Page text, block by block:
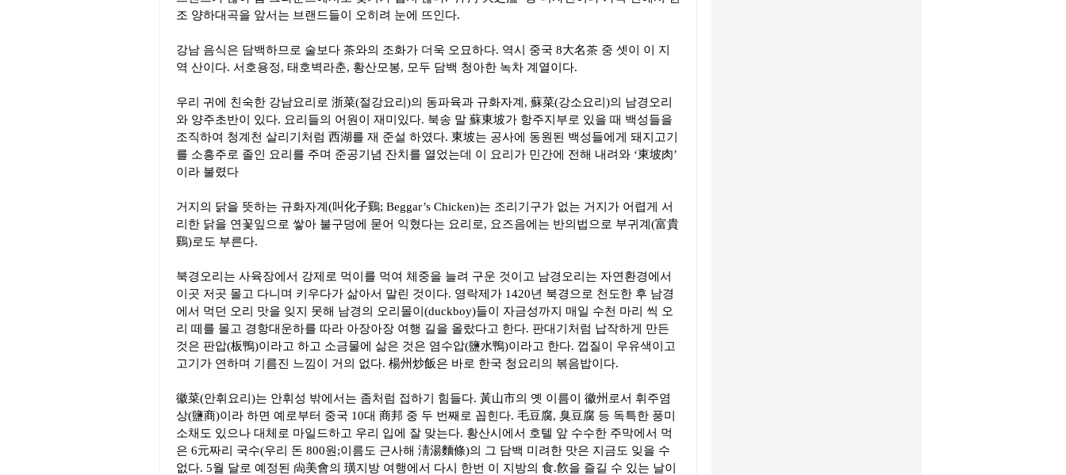
조 양하대곡을 앞서는 브랜드들이 오히려 눈에 뜨인다.
강남 음식은 담백하므로 술보다 茶와의 조화가 더욱 오묘하다. 역시 중국 8大名茶 중 셋이 이 지
역 산이다. 서호용정, 태호벽라춘, 황산모봉, 모두 담백 청아한 녹차 계열이다.
우리 귀에 친숙한 강남요리로 浙菜(절강요리)의 동파육과 규화자계, 蘇菜(강소요리)의 남경오리
와 양주초반이 있다. 요리들의 어원이 재미있다. 북송 말 蘇東坡가 항주지부로 있을 때 백성들을
조직하여 청계천 살리기처럼 西湖를 재 준설 하였다. 東坡는 공사에 동원된 백성들에게 돼지고기
를 소흥주로 졸인 요리를 주며 준공기념 잔치를 열었는데 이 요리가 민간에 전해 내려와 ‘東坡肉’
이라 불렸다
거지의 닭을 뜻하는 규화자계(叫化子鷄; Beggar’s Chicken)는 조리기구가 없는 거지가 어렵게 서
리한 닭을 연꽃잎으로 쌓아 불구덩에 묻어 익혔다는 요리로, 요즈음에는 반의법으로 부귀계(富貴
鷄)로도 부른다.
북경오리는 사육장에서 강제로 먹이를 먹여 체중을 늘려 구운 것이고 남경오리는 자연환경에서
이곳 저곳 몰고 다니며 키우다가 삶아서 말린 것이다. 영락제가 1420년 북경으로 천도한 후 남경
에서 먹던 오리 맛을 잊지 못해 남경의 오리몰이(duckboy)들이 자금성까지 매일 수천 마리 씩 오
리 떼를 몰고 경항대운하를 따라 아장아장 여행 길을 올랐다고 한다. 판대기처럼 납작하게 만든
것은 판압(板鴨)이라고 하고 소금물에 삶은 것은 염수압(鹽水鴨)이라고 한다. 껍질이 우유색이고
고기가 연하며 기름진 느낌이 거의 없다. 楊州炒飯은 바로 한국 청요리의 볶음밥이다.
徽菜(안휘요리)는 안휘성 밖에서는 좀처럼 접하기 힘들다. 黃山市의 옛 이름이 徽州로서 휘주염
상(鹽商)이라 하면 예로부터 중국 10대 商邦 중 두 번째로 꼽힌다. 毛豆腐, 臭豆腐 등 독특한 풍미
소채도 있으나 대체로 마일드하고 우리 입에 잘 맞는다. 황산시에서 호텔 앞 수수한 주막에서 먹
은 6元짜리 국수(우리 돈 800원;이름도 근사해 淸湯麵條)의 그 담백 미려한 맛은 지금도 잊을 수
없다. 5월 달로 예정된 尙美會의 璜지방 여행에서 다시 한번 이 지방의 食.飮을 즐길 수 있는 날이